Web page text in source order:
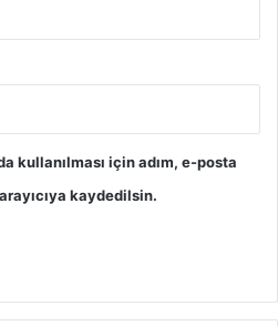
kullanılması için adım, e-posta
kaydedilsin.